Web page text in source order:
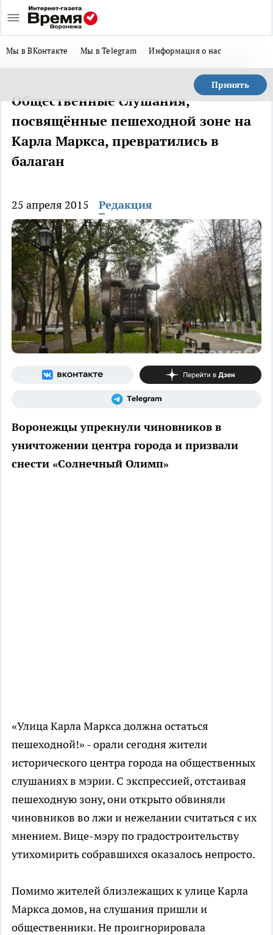
Мы в ВКонтакте Мы в Telegram Информация о нас
Принять
Общественные слушания,
посвящённые пешеходной зоне на
Карла Маркса, превратились в
балаган
25 апреля 2015 Редакция
Воронежцы упрекнули чиновников в
уничтожении центра города и призвали
снести «Солнечный Олимп»
«Улица Карла Маркса должна остаться
пешеходной!» - орали сегодня жители
исторического центра города на общественных
слушаниях в мэрии. С экспрессией, отстаивая
пешеходную зону, они открыто обвиняли
чиновников во лжи и нежелании считаться с их
мнением. Вице-мэру по градостроительству
утихомирить собравшихся оказалось непросто.
Помимо жителей близлежащих к улице Карла
Маркса домов, на слушания пришли и
общественники. Не проигнорировала